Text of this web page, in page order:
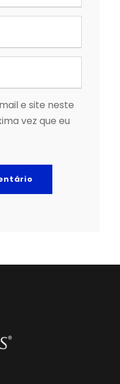
e site neste
vez que eu